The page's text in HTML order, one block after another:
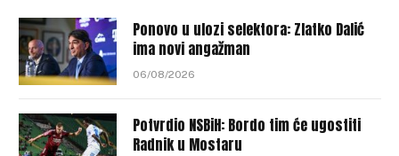
Ponovo u ulozi selektora: Zlatko Dalić
ima novi angažman
06/08/2026
Potvrdio NSBiH: Bordo tim će ugostiti
Radnik u Mostaru